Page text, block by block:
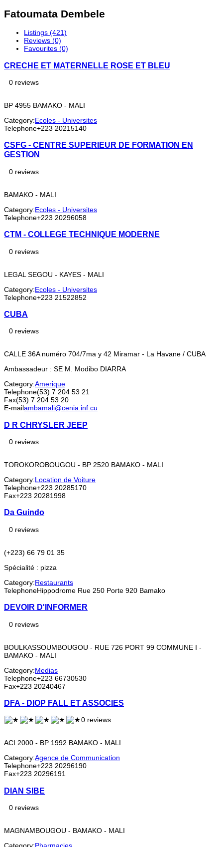
Fatoumata Dembele
Listings (421)
Reviews (0)
Favourites (0)
CRECHE ET MATERNELLE ROSE ET BLEU
0 reviews
BP 4955 BAMAKO - MALI
Category:Ecoles - Universites
Telephone+223 20215140
CSFG - CENTRE SUPERIEUR DE FORMATION EN
GESTION
0 reviews
BAMAKO - MALI
Category:Ecoles - Universites
Telephone+223 20296058
CTM - COLLEGE TECHNIQUE MODERNE
0 reviews
LEGAL SEGOU - KAYES - MALI
Category:Ecoles - Universites
Telephone+223 21522852
CUBA
0 reviews
CALLE 36A numéro 704/7ma y 42 Miramar - La Havane / CUBA
Ambassadeur : SE M. Modibo DIARRA
Category:Amerique
Telephone(53) 7 204 53 21
Fax(53) 7 204 53 20
E-mailambamali@cenia.inf.cu
D R CHRYSLER JEEP
0 reviews
TOROKOROBOUGOU - BP 2520 BAMAKO - MALI
Category:Location de Voiture
Telephone+223 20285170
Fax+223 20281998
Da Guindo
0 reviews
(+223) 66 79 01 35
Spécialité : pizza
Category:Restaurants
TelephoneHippodrome Rue 250 Porte 920 Bamako
DEVOIR D'INFORMER
0 reviews
BOULKASSOUMBOUGOU - RUE 726 PORT 99 COMMUNE I -
BAMAKO - MALI
Category:Medias
Telephone+223 66730530
Fax+223 20240467
DFA - DIOP FALL ET ASSOCIES
0 reviews
ACI 2000 - BP 1992 BAMAKO - MALI
Category:Agence de Communication
Telephone+223 20296190
Fax+223 20296191
DIAN SIBE
0 reviews
MAGNAMBOUGOU - BAMAKO - MALI